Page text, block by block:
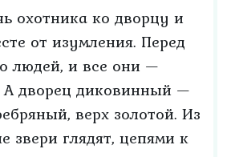
охотника ко дворцу и
от изумления. Перед
людей, и все они —
дворец диковинный —
верх золотой. Из
звери глядят, цепями к